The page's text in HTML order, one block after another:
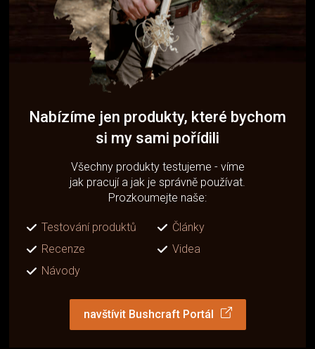
Nabízíme jen produkty, které bychom
si my sami pořídili
Všechny produkty testujeme - víme
jak pracují a jak je správně používat.
Prozkoumejte naše:
Testování produktů
Články
Recenze
Videa
Návody
navštívit Bushcraft Portál